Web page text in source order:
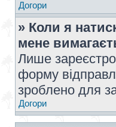
Догори
» Коли я
мене
Лише
форму
зроблено для
Догори